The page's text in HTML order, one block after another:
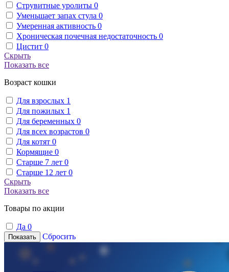
Струвитные уролиты 0
Уменьшает запах стула 0
Умеренная активность 0
Хроническая почечная недостаточность 0
Цистит 0
Скрыть
Показать все
Возраст кошки
Для взрослых 1
Для пожилых 1
Для беременных 0
Для всех возрастов 0
Для котят 0
Кормящие 0
Старше 7 лет 0
Старше 12 лет 0
Скрыть
Показать все
Товары по акции
Да 0
Показать Сбросить